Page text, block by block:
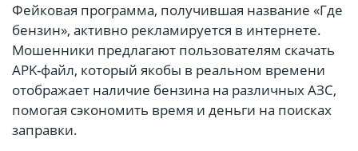
Фейковая программа, получившая название «Где
бензин», активно рекламируется в интернете.
Мошенники предлагают пользователям скачать
APK-файл, который якобы в реальном времени
отображает наличие бензина на различных АЗС,
помогая сэкономить время и деньги на поисках
заправки.